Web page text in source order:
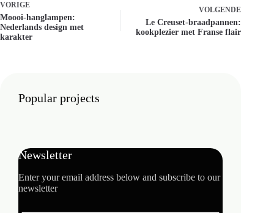
VORIGE
Moooi-hanglampen:
Nederlands design met
karakter
VOLGENDE
Le Creuset-braadpannen:
kookplezier met Franse flair
Popular projects
Newsletter
Enter your email address below and subscribe to our
newsletter